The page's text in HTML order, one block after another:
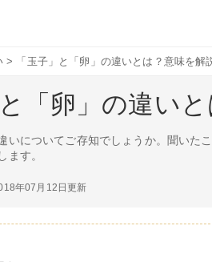
> 「玉子」と「卵」の違いとは？意味を解
と「卵」の違い
いについてご存知でしょうか。聞いた
ます。
年07月12日更新